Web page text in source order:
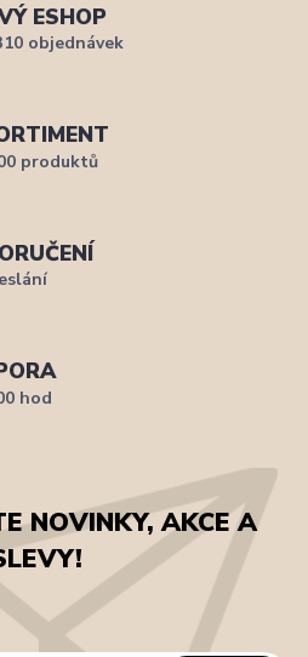
ESHOP
objednávek
produktů
hod
NOVINKY, AKCE A